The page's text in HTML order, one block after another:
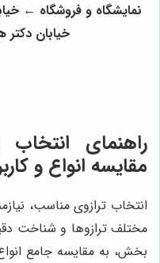
نمایشگاه و فروشگاه ←
خیابان دکتر
راهنمای
مقایسه انواع و
انتخاب ترازوی مناسب،
مختلف ترازوها و شناخت
بخش، به مقایسه جامع